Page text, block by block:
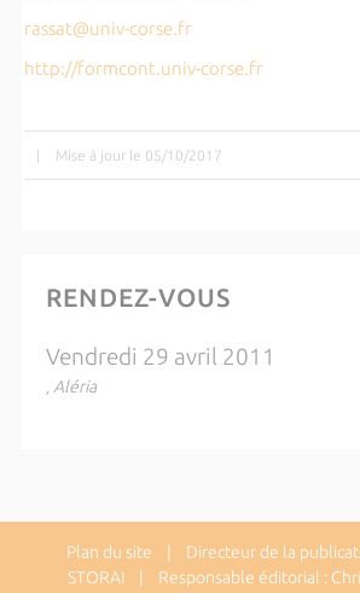
rassat@univ-corse.fr
http://formcont.univ-corse.fr
| Mise à jour le 05/10/2017
RENDEZ-VOUS
Vendredi 29 avril 2011
, Aléria
Plan du site | Directeur de la
STORAI | Responsable éditorial :